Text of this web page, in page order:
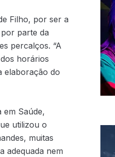
Filho, por ser a
parte da
percalços. “A
horários
elaboração do
em Saúde,
utilizou o
muitas
adequada nem